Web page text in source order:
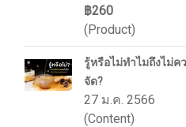
฿260
(Product)
รู้หรือไม่ทำไมถึงไม่
จัด?
27 ม.ค. 2566
(Content)